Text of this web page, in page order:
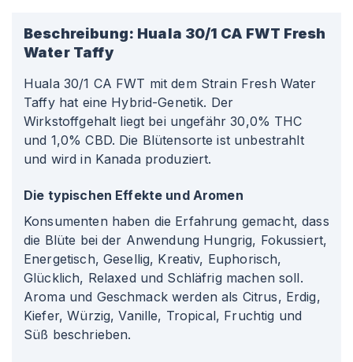
Beschreibung: Huala 30/1 CA FWT Fresh
Water Taffy
Huala 30/1 CA FWT mit dem Strain Fresh Water
Taffy hat eine Hybrid-Genetik. Der
Wirkstoffgehalt liegt bei ungefähr 30,0% THC
und 1,0% CBD. Die Blütensorte ist unbestrahlt
und wird in Kanada produziert.
Die typischen Effekte und Aromen
Konsumenten haben die Erfahrung gemacht, dass
die Blüte bei der Anwendung Hungrig, Fokussiert,
Energetisch, Gesellig, Kreativ, Euphorisch,
Glücklich, Relaxed und Schläfrig machen soll.
Aroma und Geschmack werden als Citrus, Erdig,
Kiefer, Würzig, Vanille, Tropical, Fruchtig und
Süß beschrieben.